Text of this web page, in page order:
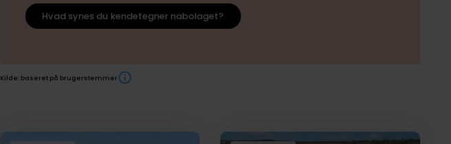
Hvad synes du kendetegner nabolaget?
Kilde: baseret på brugerstemmer